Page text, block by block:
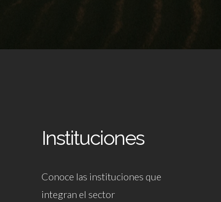
Instituciones
Conoce las instituciones que
integran el sector